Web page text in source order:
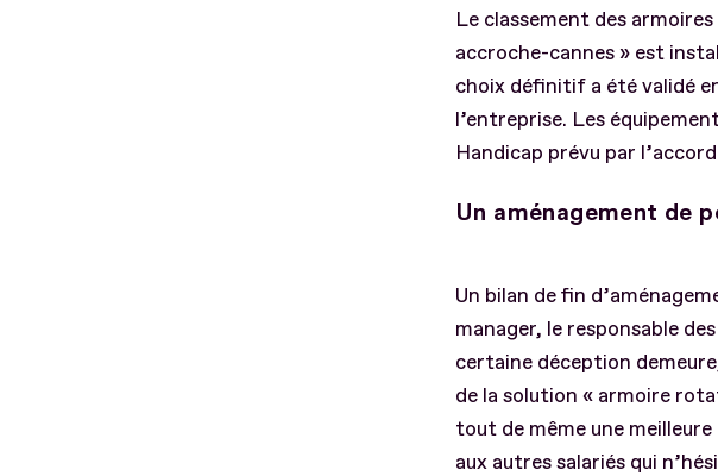
Le classement des
accroche-cannes » est
choix définitif a été validé
l’entreprise. Les
Handicap prévu par
Un aménagement de
Un bilan de fin
manager, le responsable
certaine déception
de la solution « armoire
tout de même une
aux autres salariés qui